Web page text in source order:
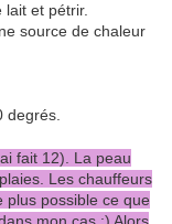
et pétrir.
source de chaleur
fait 12). La peau
Les chauffeurs
plus possible ce que